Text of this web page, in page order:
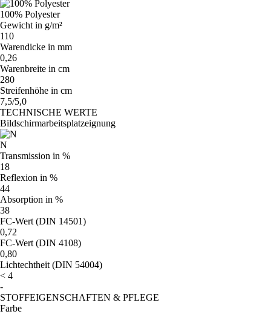
100% Polyester
Gewicht in g/m²
110
Warendicke in mm
0,26
Warenbreite in cm
280
Streifenhöhe in cm
7,5/5,0
TECHNISCHE WERTE
Bildschirmarbeitsplatzeignung
N
Transmission in %
18
Reflexion in %
44
Absorption in %
38
FC-Wert (DIN 14501)
0,72
FC-Wert (DIN 4108)
0,80
Lichtechtheit (DIN 54004)
< 4
-
STOFFEIGENSCHAFTEN & PFLEGE
Farbe